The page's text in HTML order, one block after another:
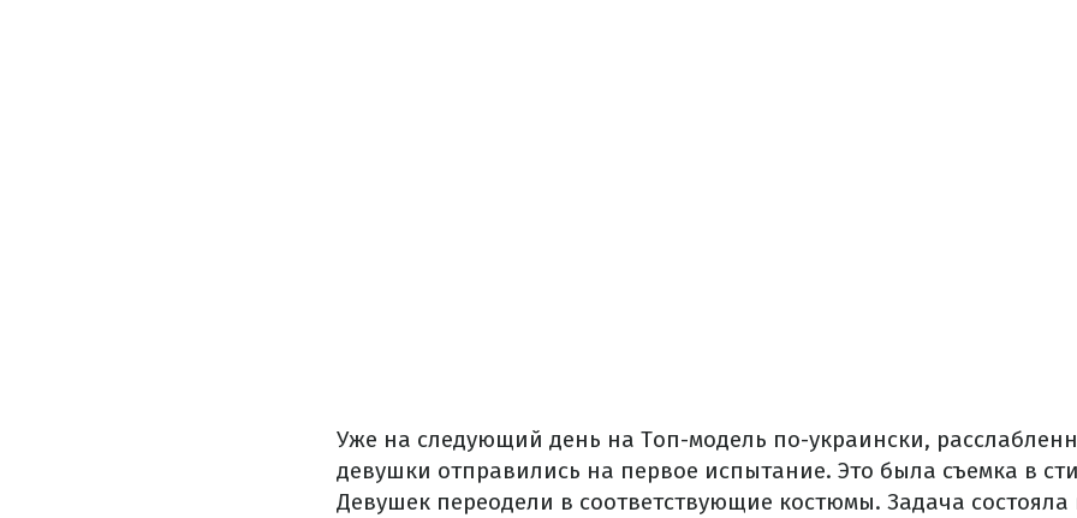
Уже на следующий день на Топ-модель по-украински,
девушки отправились на первое испытание. Это была съемка в
Девушек переодели в соответствующие костюмы. Задача состояла